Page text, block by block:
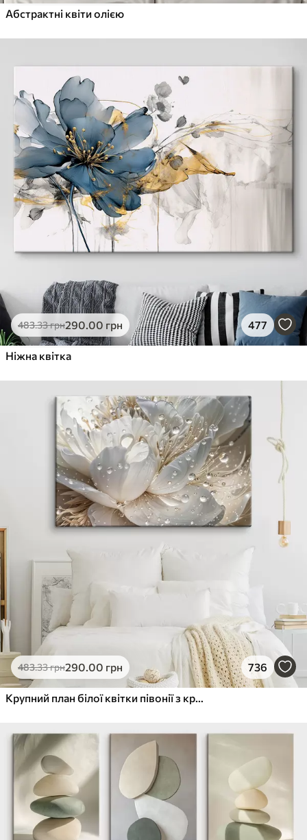
Абстрактні квіти олією
483.33грн290.00 грн 477
Ніжна квітка
483.33грн290.00 грн 736
Крупний план білої квітки півонії з крапельками води на пелюстках на розмитому фоні